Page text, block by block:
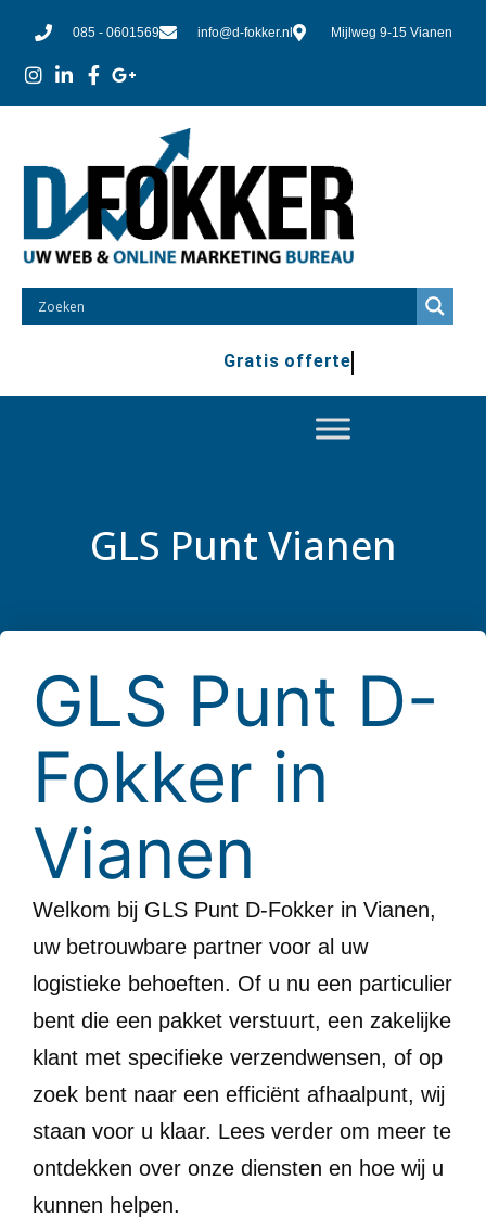
085 - 0601569 info@d-fokker.nl Mijlweg 9-15 Vianen
Gratis offerte
GLS Punt Vianen
GLS Punt D-
Fokker in
Vianen
Welkom bij GLS Punt D-Fokker in Vianen,
uw betrouwbare partner voor al uw
logistieke behoeften. Of u nu een particulier
bent die een pakket verstuurt, een zakelijke
klant met specifieke verzendwensen, of op
zoek bent naar een efficiënt afhaalpunt, wij
staan voor u klaar. Lees verder om meer te
ontdekken over onze diensten en hoe wij u
kunnen helpen.